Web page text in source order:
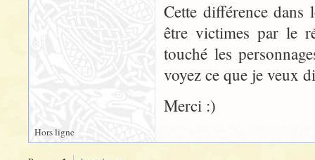
Cette différence
être victimes par le
touché les
voyez ce que je veux
Merci :)
Hors ligne